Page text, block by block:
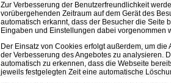
Zur Verbesserung der Benutzerfreundlichkeit
vorübergehenden Zeitraum auf dem Gerät des
automatisch erkannt, dass der Besucher die Seite
Eingaben und Einstellungen dabei vorgenommen
Der Einsatz von Cookies erfolgt außerdem, um
der Verbesserung des Angebotes zu analysieren.
automatisch zu erkennen, dass die Webseite
jeweils festgelegten Zeit eine automatische